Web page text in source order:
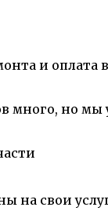
и
много, но
на свои